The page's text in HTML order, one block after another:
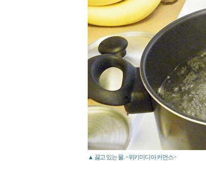
▲ 끓고 있는 물. <위키미디아 커먼스>